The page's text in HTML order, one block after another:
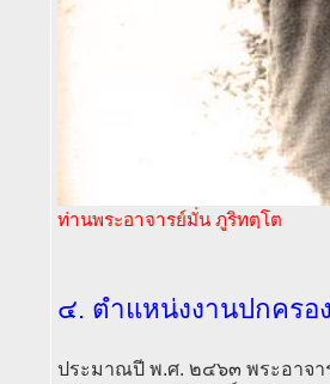
ท่านพระอาจารย์มั่น ภูริทตฺโต
๔. ตำแหน่งงานปกคร
ประมาณปี พ.ศ. ๒๔๖๓ พระอาจา